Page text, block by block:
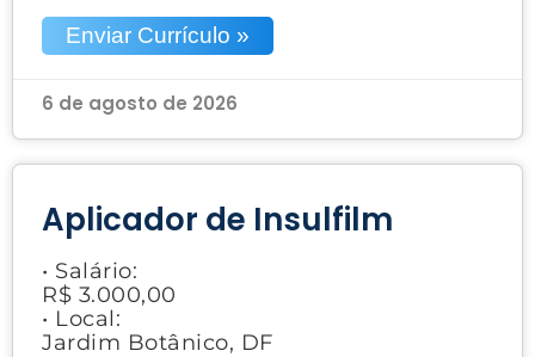
Enviar Currículo »
6 de agosto de 2026
Aplicador de Insulfilm
• Salário:
R$ 3.000,00
• Local:
Jardim Botânico, DF